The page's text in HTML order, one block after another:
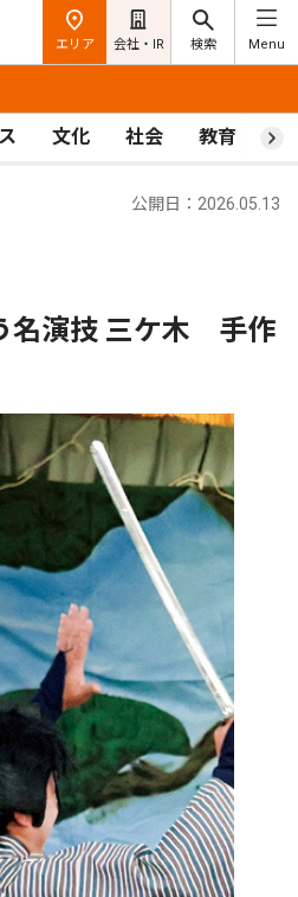
エリア 会社・IR 検索 Menu
文化 社会 教育 ス
公開日：2026.05.13
名演技 三ケ木 手作